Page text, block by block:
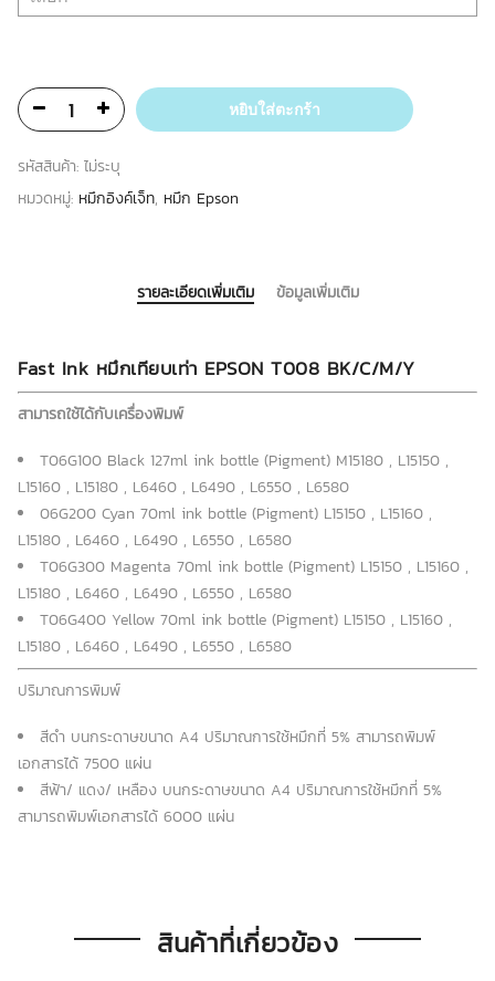
หยิบใส่ตะกร้า
รหัสสินค้า: ไม่ระบุ
หมวดหมู่: หมึกอิงค์เจ็ท, หมึก Epson
รายละเอียดเพิ่มเติม ข้อมูลเพิ่มเติม
Fast Ink หมึกเทียบเท่า EPSON T008 BK/C/M/Y
สามารถใช้ได้กับเครื่องพิมพ์
T06G100 Black 127ml ink bottle (Pigment) M15180 , L15150 ,
L15160 , L15180 , L6460 , L6490 , L6550 , L6580
06G200 Cyan 70ml ink bottle (Pigment) L15150 , L15160 ,
L15180 , L6460 , L6490 , L6550 , L6580
T06G300 Magenta 70ml ink bottle (Pigment) L15150 , L15160 ,
L15180 , L6460 , L6490 , L6550 , L6580
T06G400 Yellow 70ml ink bottle (Pigment) L15150 , L15160 ,
L15180 , L6460 , L6490 , L6550 , L6580
ปริมาณการพิมพ์
สีดำ บนกระดาษขนาด A4 ปริมาณการใช้หมึกที่ 5% สามารถพิมพ์
เอกสารได้ 7500 แผ่น
สีฟ้า/ แดง/ เหลือง บนกระดาษขนาด A4 ปริมาณการใช้หมึกที่ 5%
สามารถพิมพ์เอกสารได้ 6000 แผ่น
สินค้าที่เกี่ยวข้อง